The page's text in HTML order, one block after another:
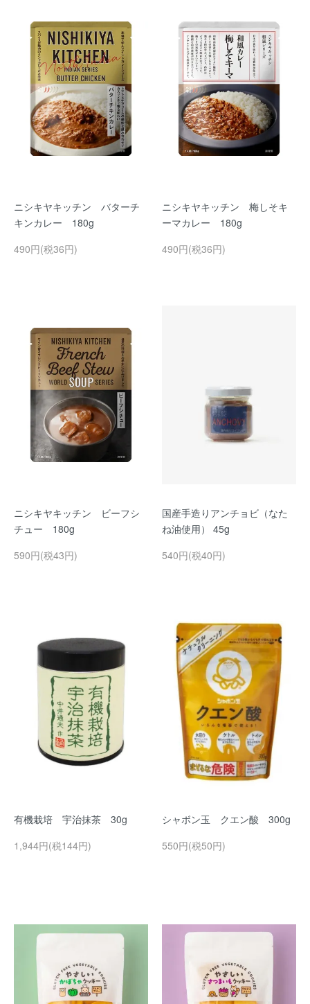
ニシキヤキッチン バターチ
キンカレー 180g
490円(税36円)
ニシキヤキッチン 梅しそキ
ーマカレー 180g
490円(税36円)
ニシキヤキッチン ビーフシ
チュー 180g
590円(税43円)
国産手造りアンチョビ（なた
ね油使用） 45g
540円(税40円)
有機栽培 宇治抹茶 30g
1,944円(税144円)
シャボン玉 クエン酸 300g
550円(税50円)